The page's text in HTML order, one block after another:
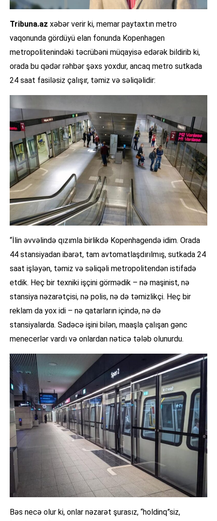
Tribuna.az xəbər verir ki, memar paytaxtın metro
vaqonunda gördüyü elan fonunda Kopenhagen
metropolitenindəki təcrübəni müqayisə edərək bildirib ki,
orada bu qədər rəhbər şəxs yoxdur, ancaq metro sutkada
24 saat fasiləsiz çalışır, təmiz və səliqəlidir:
“İlin əvvəlində qızımla birlikdə Kopenhagendə idim. Orada
44 stansiyadan ibarət, tam avtomatlaşdırılmış, sutkada 24
saat işləyən, təmiz və səliqəli metropolitendən istifadə
etdik. Heç bir texniki işçini görmədik – nə maşinist, nə
stansiya nəzarətçisi, nə polis, nə də təmizlikçi. Heç bir
reklam da yox idi – nə qatarların içində, nə də
stansiyalarda. Sadəcə işini bilən, maaşla çalışan gənc
menecerlər vardı və onlardan nəticə tələb olunurdu.
Bəs necə olur ki, onlar nəzarət şurasız, “holdinq”siz,